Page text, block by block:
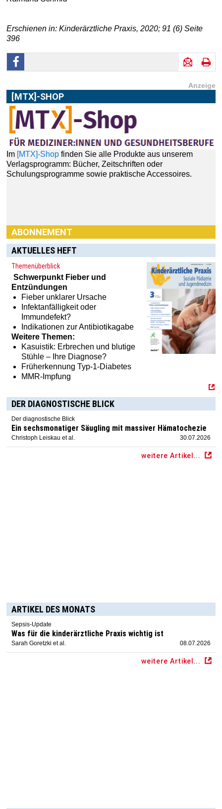
Erschienen in: Kinderärztliche Praxis, 2020; 91 (6) Seite
396
Anzeige
[MTX]-SHOP
Im
finden Sie alle Produkte aus unserem
Verlagsprogramm: Bücher, Zeitschriften oder
Schulungsprogramme sowie praktische Accessoires.
ABONNEMENT
Haben Sie Interesse an einem Abonnement? Dann klicken
Sie einfach hier:[MTX]-Shop
AKTUELLES HEFT
Themenüberblick
Schwerpunkt Fieber und
Entzündungen
Fieber unklarer Ursache
Infektanfälligkeit oder
Immundefekt?
Indikationen zur Antibiotikagabe
Weitere Themen:
Kasuistik: Erbrechen und blutige
Stühle – Ihre Diagnose?
Früherkennung Typ-1-Diabetes
MMR-Impfung
DER DIAGNOSTISCHE BLICK
Der diagnostische Blick
Ein sechsmonatiger Säugling mit massiver Hämatochezie
Christoph Leiskau et al. 30.07.2026
weitere Artikel...
ARTIKEL DES MONATS
Sepsis-Update
Was für die kinderärztliche Praxis wichtig ist
Sarah Goretzki et al. 08.07.2026
weitere Artikel...